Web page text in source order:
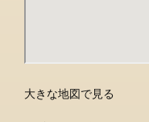
大きな地図で見る